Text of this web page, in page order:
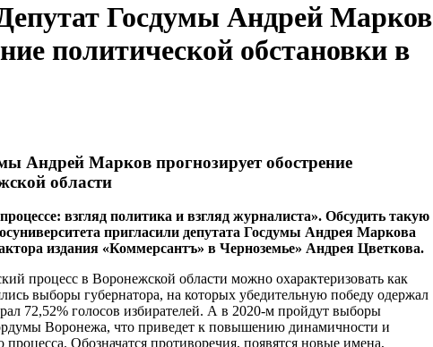
Госдумы Андрей Марков
политической обстановки в
Андрей Марков прогнозирует обострение
области
взгляд политика и взгляд журналиста». Обсудить такую
пригласили депутата Госдумы Андрея Маркова
издания «Коммерсантъ» в Черноземье» Андрея Цветкова.
процесс в Воронежской области можно охарактеризовать как
выборы губернатора, на которых убедительную победу одержал
72,52% голосов избирателей. А в 2020-м пройдут выборы
Воронежа, что приведет к повышению динамичности и
Обозначатся противоречия, появятся новые имена,